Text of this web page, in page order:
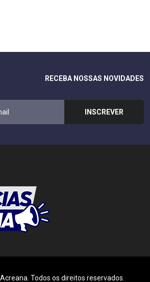
RECEBA NOSSAS NOVIDADES
Todos os direitos reservados.